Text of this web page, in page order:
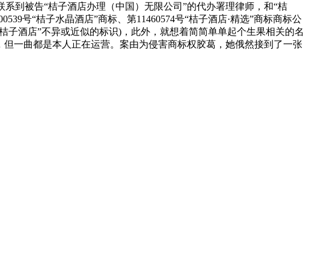
到被告“桔子酒店办理（中国）无限公司”的代办署理律师，和“桔
号“桔子水晶酒店”商标、第11460574号“桔子酒店·精选”商标商标公
酒店”不异或近似的标识)，此外，就想着简简单单起个生果相关的名
一曲都是本人正在运营。案由为侵害商标权胶葛，她俄然接到了一张